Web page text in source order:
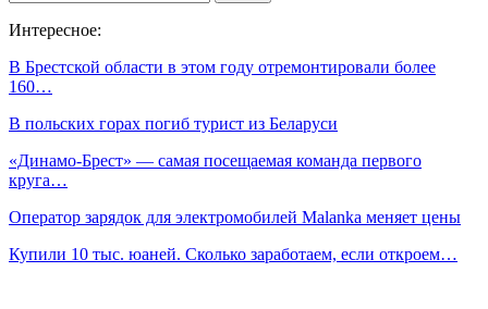
Интересное:
В Брестской области в этом году отремонтировали более
160…
В польских горах погиб турист из Беларуси
«Динамо-Брест» — самая посещаемая команда первого
круга…
Оператор зарядок для электромобилей Malanka меняет цены
Купили 10 тыс. юаней. Сколько заработаем, если откроем…